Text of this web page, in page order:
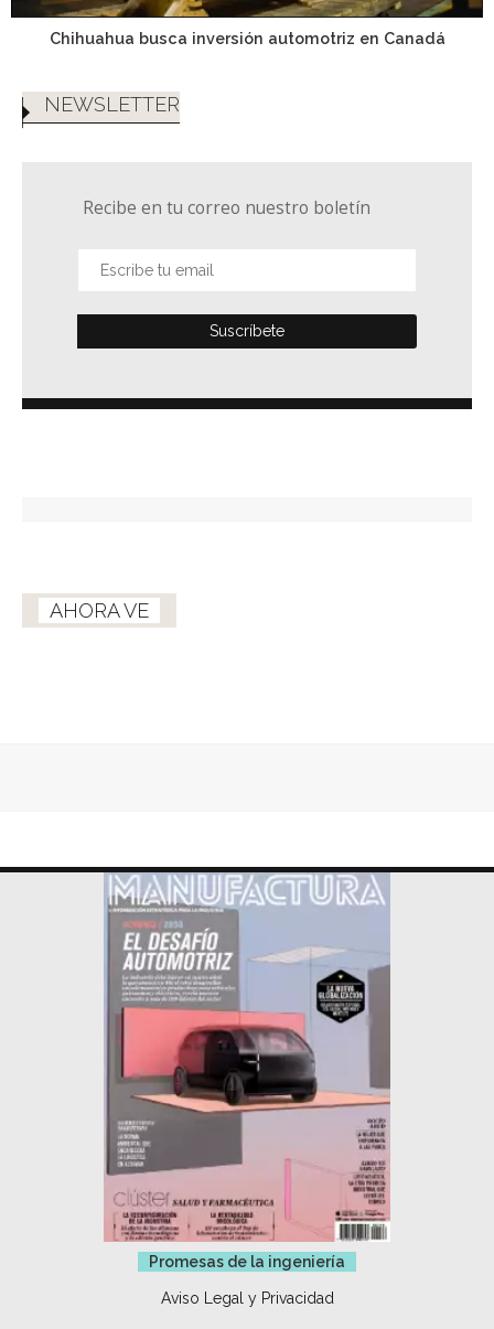
Chihuahua busca inversión automotriz en Canadá
NEWSLETTER
Recibe en tu correo nuestro boletín
AHORA VE
Promesas de la ingeniería
Aviso Legal y Privacidad